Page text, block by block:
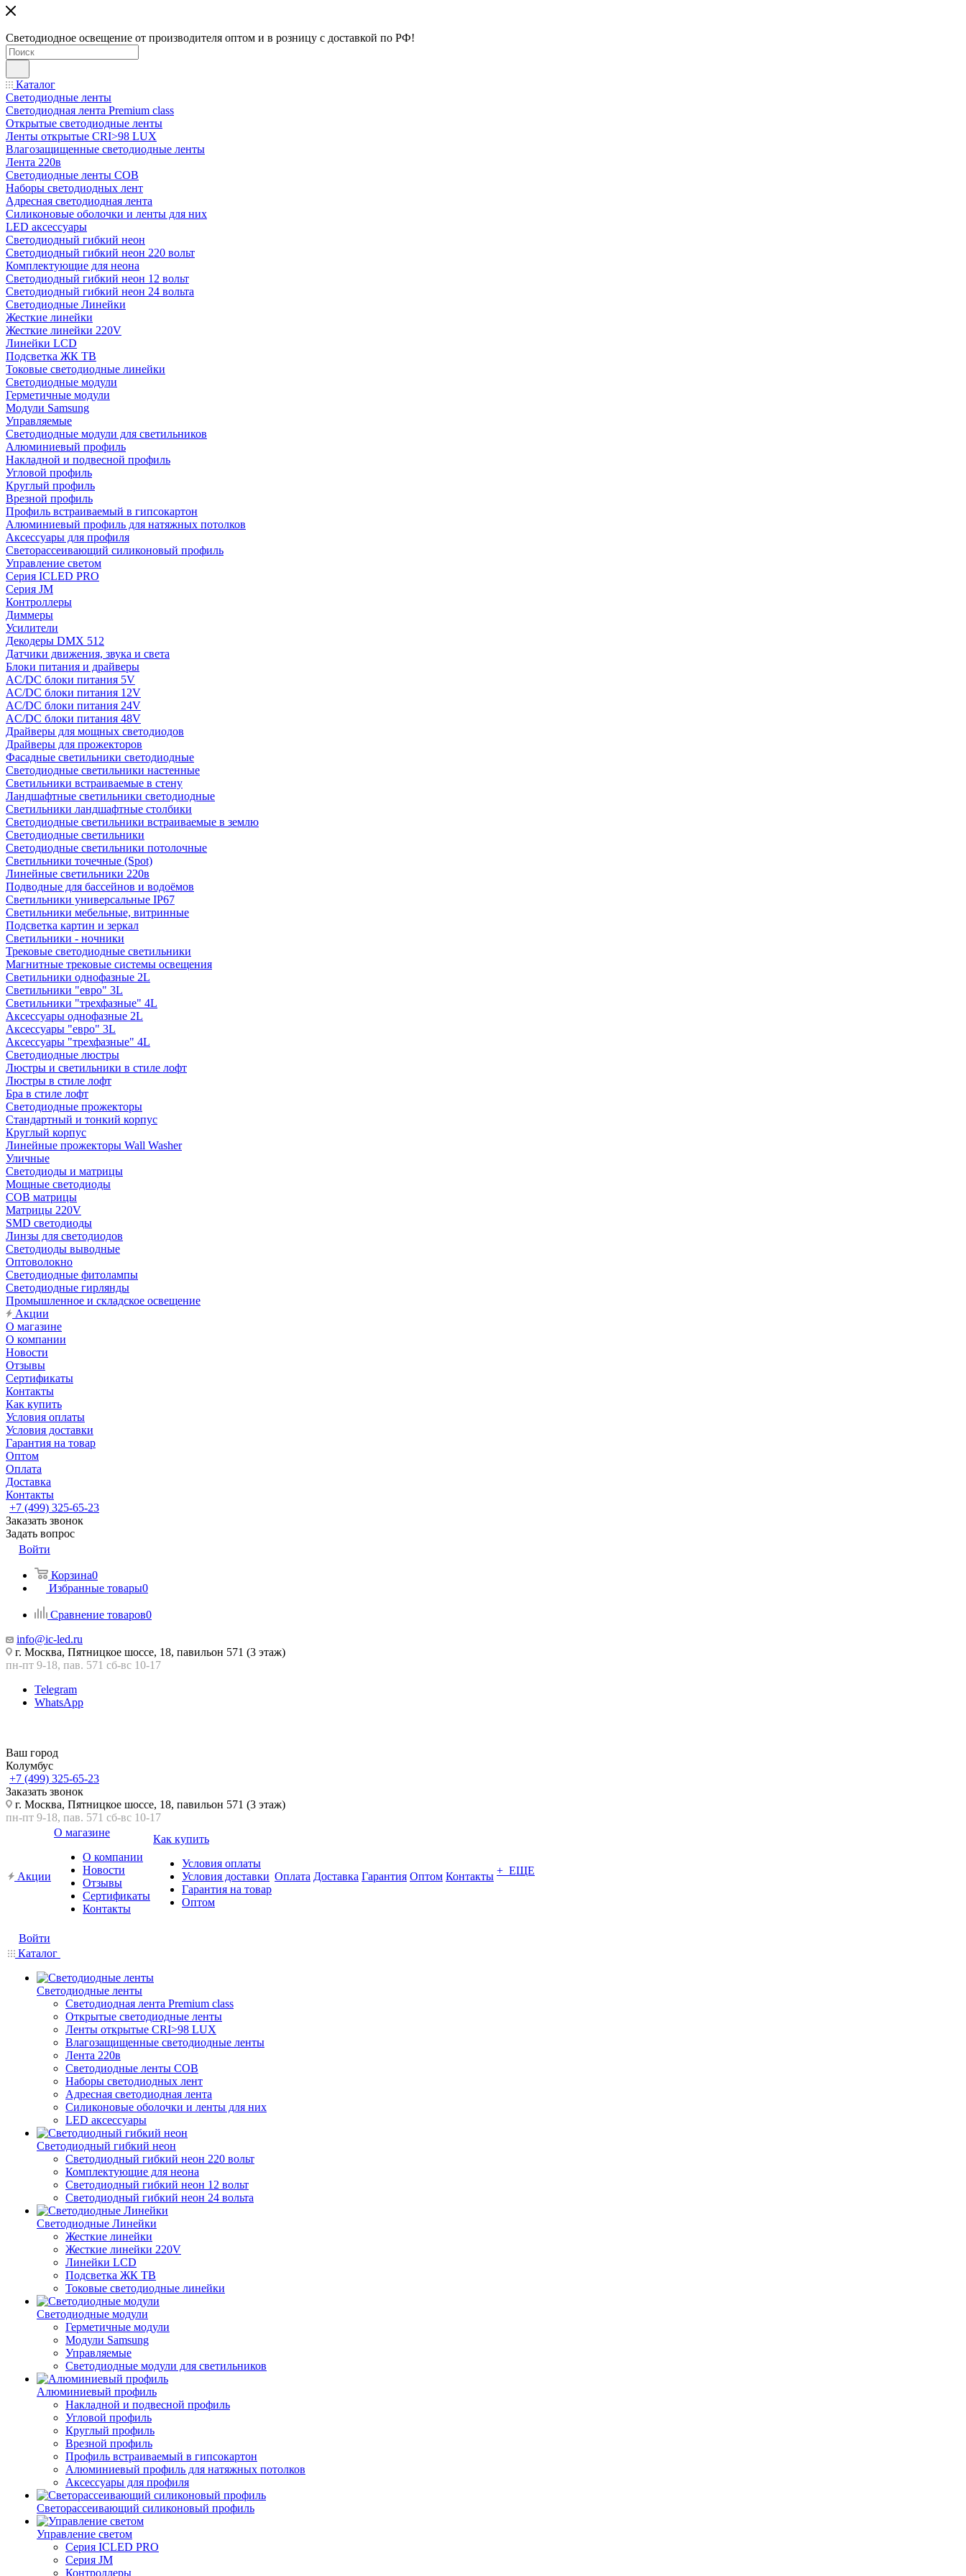
Светодиодное освещение от производителя оптом и в розницу с доставкой по РФ!
Каталог
Светодиодные ленты
Светодиодная лента Premium class
Открытые светодиодные ленты
Ленты открытые CRI>98 LUX
Влагозащищенные светодиодные ленты
Лента 220в
Светодиодные ленты COB
Наборы светодиодных лент
Адресная светодиодная лента
Силиконовые оболочки и ленты для них
LED аксессуары
Светодиодный гибкий неон
Светодиодный гибкий неон 220 вольт
Комплектующие для неона
Светодиодный гибкий неон 12 вольт
Светодиодный гибкий неон 24 вольта
Светодиодные Линейки
Жесткие линейки
Жесткие линейки 220V
Линейки LCD
Подсветка ЖК ТВ
Токовые светодиодные линейки
Светодиодные модули
Герметичные модули
Модули Samsung
Управляемые
Светодиодные модули для светильников
Алюминиевый профиль
Накладной и подвесной профиль
Угловой профиль
Круглый профиль
Врезной профиль
Профиль встраиваемый в гипсокартон
Алюминиевый профиль для натяжных потолков
Аксессуары для профиля
Светорассеивающий силиконовый профиль
Управление светом
Серия ICLED PRO
Серия JM
Контроллеры
Диммеры
Усилители
Декодеры DMX 512
Датчики движения, звука и света
Блоки питания и драйверы
AC/DC блоки питания 5V
AC/DC блоки питания 12V
AC/DC блоки питания 24V
AC/DC блоки питания 48V
Драйверы для мощных светодиодов
Драйверы для прожекторов
Фасадные светильники светодиодные
Светодиодные светильники настенные
Светильники встраиваемые в стену
Ландшафтные светильники светодиодные
Светильники ландшафтные столбики
Светодиодные светильники встраиваемые в землю
Светодиодные светильники
Светодиодные светильники потолочные
Светильники точечные (Spot)
Линейные светильники 220в
Подводные для бассейнов и водоёмов
Светильники универсальные IP67
Светильники мебельные, витринные
Подсветка картин и зеркал
Светильники - ночники
Трековые светодиодные светильники
Магнитные трековые системы освещения
Светильники однофазные 2L
Светильники "евро" 3L
Светильники "трехфазные" 4L
Аксессуары однофазные 2L
Аксессуары "евро" 3L
Аксессуары "трехфазные" 4L
Светодиодные люстры
Люстры и светильники в стиле лофт
Люстры в стиле лофт
Бра в стиле лофт
Светодиодные прожекторы
Стандартный и тонкий корпус
Круглый корпус
Линейные прожекторы Wall Washer
Уличные
Светодиоды и матрицы
Мощные светодиоды
COB матрицы
Матрицы 220V
SMD светодиоды
Линзы для светодиодов
Светодиоды выводные
Оптоволокно
Светодиодные фитолампы
Светодиодные гирлянды
Промышленное и складское освещение
Акции
О магазине
О компании
Новости
Отзывы
Сертификаты
Контакты
Как купить
Условия оплаты
Условия доставки
Гарантия на товар
Оптом
Оплата
Доставка
Контакты
+7 (499) 325-65-23
Заказать звонок
Задать вопрос
Войти
Корзина0
Избранные товары0
Сравнение товаров0
info@ic-led.ru
г. Москва, Пятницкое шоссе, 18, павильон 571 (3 этаж)
пн-пт 9-18, пав. 571 сб-вс 10-17
Telegram
WhatsApp
Ваш город
Колумбус
+7 (499) 325-65-23
Заказать звонок
г. Москва, Пятницкое шоссе, 18, павильон 571 (3 этаж)
пн-пт 9-18, пав. 571 сб-вс 10-17
Акции
О магазине
О компании
Новости
Отзывы
Сертификаты
Контакты
Как купить
Условия оплаты
Условия доставки
Гарантия на товар
Оптом
Оплата Доставка Гарантия Оптом Контакты + ЕЩЕ
Войти
Каталог
Светодиодные ленты
Светодиодная лента Premium class
Открытые светодиодные ленты
Ленты открытые CRI>98 LUX
Влагозащищенные светодиодные ленты
Лента 220в
Светодиодные ленты COB
Наборы светодиодных лент
Адресная светодиодная лента
Силиконовые оболочки и ленты для них
LED аксессуары
Светодиодный гибкий неон
Светодиодный гибкий неон 220 вольт
Комплектующие для неона
Светодиодный гибкий неон 12 вольт
Светодиодный гибкий неон 24 вольта
Светодиодные Линейки
Жесткие линейки
Жесткие линейки 220V
Линейки LCD
Подсветка ЖК ТВ
Токовые светодиодные линейки
Светодиодные модули
Герметичные модули
Модули Samsung
Управляемые
Светодиодные модули для светильников
Алюминиевый профиль
Накладной и подвесной профиль
Угловой профиль
Круглый профиль
Врезной профиль
Профиль встраиваемый в гипсокартон
Алюминиевый профиль для натяжных потолков
Аксессуары для профиля
Светорассеивающий силиконовый профиль
Управление светом
Серия ICLED PRO
Серия JM
Контроллеры